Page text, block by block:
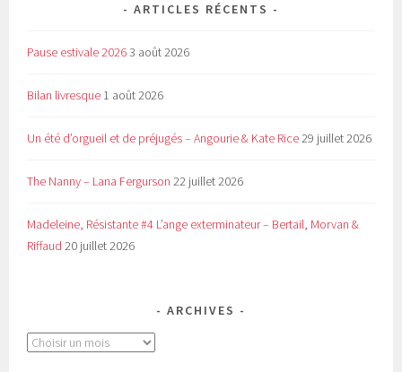
ARTICLES RÉCENTS
Pause estivale 20263 août 2026
Bilan livresque 1 août 2026
Un été d’orgueil et de préjugés – Angourie & Kate Rice29 juillet 2026
The Nanny – Lana Fergurson 22 juillet 2026
Madeleine, Résistante #4 L’ange exterminateur – Bertail, Morvan &
Riffaud 20 juillet 2026
ARCHIVES
Archives